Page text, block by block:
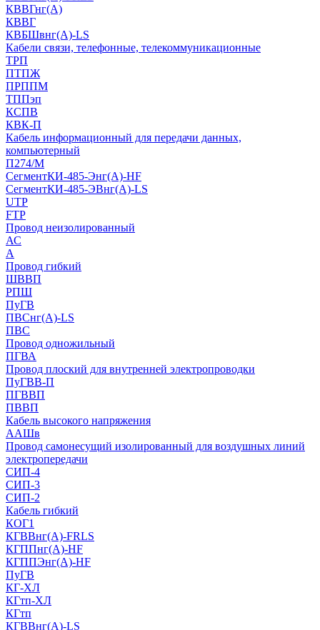
КВВГнг(А)
КВВГ
КВБШвнг(А)-LS
Кабели связи, телефонные, телекоммуникационные
ТРП
ПТПЖ
ПРППМ
ТППэп
КСПВ
КВК-П
Кабель информационный для передачи данных,
компьютерный
П274/М
СегментКИ-485-Энг(А)-HF
СегментКИ-485-ЭВнг(А)-LS
UTP
FTP
Провод неизолированный
АС
А
Провод гибкий
ШВВП
РПШ
ПуГВ
ПВСнг(А)-LS
ПВС
Провод одножильный
ПГВА
Провод плоский для внутренней электропроводки
ПуГВВ-П
ПГВВП
ПВВП
Кабель высокого напряжения
ААШв
Провод самонесущий изолированный для воздушных линий
электропередачи
СИП-4
СИП-3
СИП-2
Кабель гибкий
КОГ1
КГВВнг(А)-FRLS
КГППнг(A)-HF
КГППЭнг(A)-HF
ПуГВ
КГ-ХЛ
КГтп-ХЛ
КГтп
КГВВнг(А)-LS